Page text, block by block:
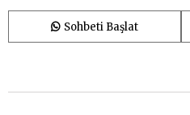
Sohbeti Başlat